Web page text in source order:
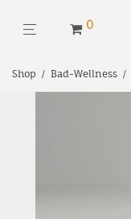
0
Shop / Bad-Wellness /